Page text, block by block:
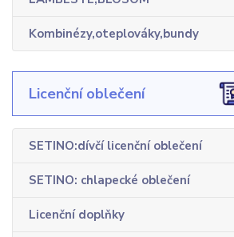
Kombinézy,oteplováky,bundy
Licenční oblečení
SETINO:dívčí licenční oblečení
SETINO: chlapecké oblečení
Licenční doplňky